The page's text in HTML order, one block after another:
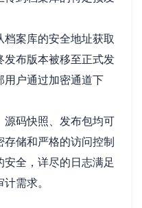
档案库的安全地址获取
发布版本被移至正式发
用户通过加密通道下
源码快照、发布包均可
储和严格的访问控制
全，详尽的日志满足
需求。